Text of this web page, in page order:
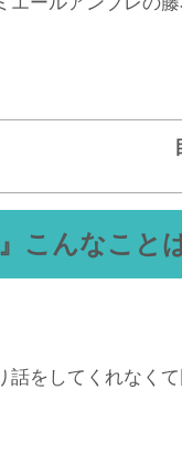
』こんなこと
話をしてくれなく